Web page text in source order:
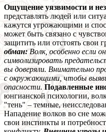
Ощущение уязвимости и
представлять людей или
кажутся угрожающими и
может быть связано с
защитить или отстоять свои
обман:Волк, особенно если
символизировать
вы доверяли. Внимательно
с окружающими, чтобы
опасности. Подавленные
юнгианской психологии,
"тень" – темные,
Нападение волков во сне
свои инстинкты и